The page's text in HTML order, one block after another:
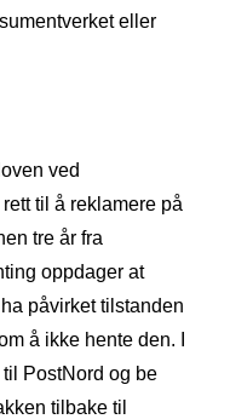
eller
ved
til å reklamere på
tre år fra
oppdager at
påvirket tilstanden
å ikke hente den. I
PostNord og be
tilbake til